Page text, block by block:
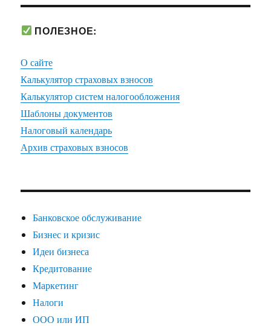
ПОЛЕЗНОЕ:
О сайте
Калькулятор страховых взносов
Калькулятор систем налогообложения
Шаблоны документов
Налоговый календарь
Архив страховых взносов
Банковское обслуживание
Бизнес и кризис
Идеи бизнеса
Кредитование
Маркетинг
Налоги
ООО или ИП